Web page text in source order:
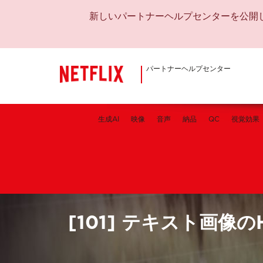
新しいパートナーヘルプセンターを公
パートナーヘルプセンター
生成AI 映像 音声 納品 QC 視覚効果
[101] テキスト画像